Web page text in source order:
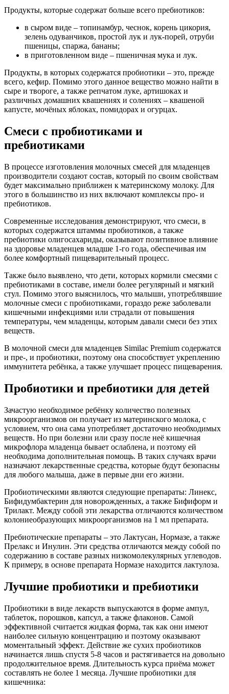
Продукты, которые содержат больше всего пребиотиков:
в сыром виде – топинамбур, чеснок, корень цикория,
зелень одуванчиков, простой лук и лук-порей, отруби
пшеницы, спаржа, бананы;
в приготовленном виде – пшеничная мука и лук.
Продукты, в которых содержатся пробиотики – это, прежде
всего, кефир. Помимо этого данное вещество можно найти в
сыре и твороге, а также репчатом луке, артишоках и
различных домашних квашениях и солениях – квашеной
капусте, мочёных яблоках, помидорах и огурцах.
Смеси с пробиотиками и
пребиотиками
В процессе изготовления молочных смесей для младенцев
производители создают состав, который по своим свойствам
будет максимально приближен к материнскому молоку. Для
этого в большинство из них включают комплексы про- и
пребиотиков.
Современные исследования демонстрируют, что смеси, в
которых содержатся штаммы пробиотиков, а также
пребиотики олигосахариды, оказывают позитивное влияние
на здоровье младенцев младше 1-го года, обеспечивая им
более комфортный пищеварительный процесс.
Также было выявлено, что дети, которых кормили смесями с
пребиотиками в составе, имели более регулярный и мягкий
стул. Помимо этого выяснилось, что малыши, употреблявшие
молочные смеси с пробиотиками, гораздо реже заболевали
кишечными инфекциями или страдали от повышения
температуры, чем младенцы, которым давали смеси без этих
веществ.
В молочной смеси для младенцев Similac Premium содержатся
и пре-, и пробиотики, поэтому она способствует укреплению
иммунитета ребёнка, а также улучшает процесс пищеварения.
Пробиотики и пребиотики для детей
Зачастую необходимое ребёнку количество полезных
микроорганизмов он получает из материнского молока, с
условием, что она сама употребляет достаточно необходимых
веществ. Но при болезни или сразу после неё кишечная
микрофлора младенца бывает ослаблена, и поэтому ей
необходима дополнительная помощь. В таких случаях врачи
назначают лекарственные средства, которые будут безопасны
для любого малыша, даже в первые дни его жизни.
Пробиотическими являются следующие препараты: Линекс,
Бифидумбактерин для новорожденных, а также Бифиформ и
Трилакт. Между собой эти лекарства отличаются количеством
колониеобразующих микроорганизмов на 1 мл препарата.
Пребиотические препараты – это Лактусан, Нормазе, а также
Прелакс и Инулин. Эти средства отличаются между собой по
содержанию в составе разных низкомолекулярных углеводов.
К примеру, в основе препарата Нормазе находится лактулоза.
Лучшие пробиотики и пребиотики
Пробиотики в виде лекарств выпускаются в форме ампул,
таблеток, порошков, капсул, а также флаконов. Самой
эффективной считается жидкая форма, так как они имеют
наиболее сильную концентрацию и поэтому оказывают
моментальный эффект. Действие же сухих пробиотиков
начинается лишь спустя 5-8 часов и растягивается на довольно
продолжительное время. Длительность курса приёма может
составлять не более 1 месяца. Лучшие пробиотики для
кишечника: